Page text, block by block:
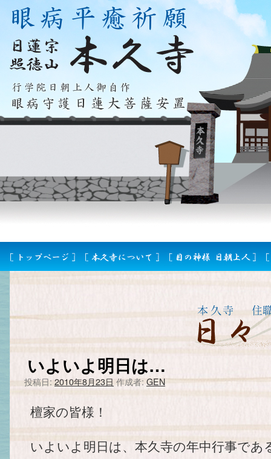
いよいよ明日は…
投稿日: 2010年8月23日 作成者: GEN
檀家の皆様！
いよいよ明日は、本久寺の年中行事であ